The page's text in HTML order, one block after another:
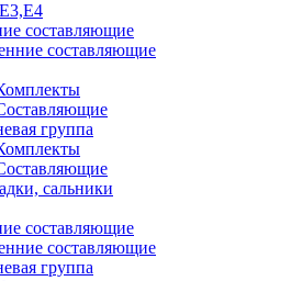
составляющие
составляющие
группа
сальники
составляющие
составляющие
группа